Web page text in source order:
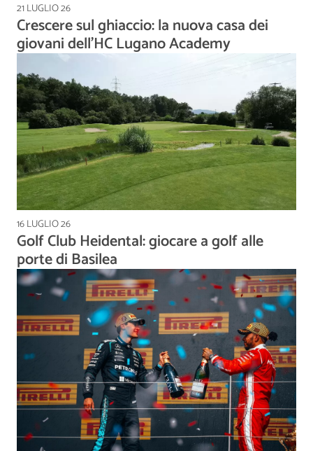
21 LUGLIO 26
Crescere sul ghiaccio: la nuova casa dei
giovani dell’HC Lugano Academy
16 LUGLIO 26
Golf Club Heidental: giocare a golf alle
porte di Basilea